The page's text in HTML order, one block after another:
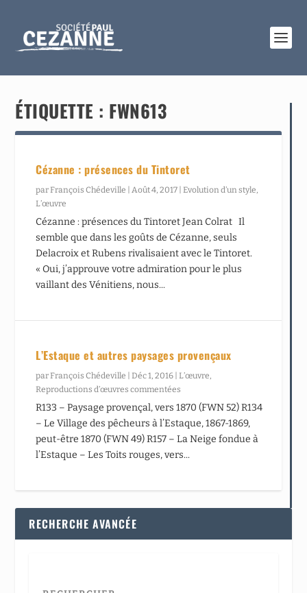
ÉTIQUETTE : FWN613
Cézanne : présences du Tintoret
parFrançois Chédeville |Août 4, 2017 |Evolution d’un style,
L’œuvre
Cézanne : présences du Tintoret Jean Colrat Il
semble que dans les goûts de Cézanne, seuls
Delacroix et Rubens rivalisaient avec le Tintoret.
« Oui, j’approuve votre admiration pour le plus
vaillant des Vénitiens, nous...
L’Estaque et autres paysages provençaux
parFrançois Chédeville |Déc 1, 2016 |L’œuvre,
Reproductions d’œuvres commentées
R133 – Paysage provençal, vers 1870 (FWN 52) R134
– Le Village des pêcheurs à l’Estaque, 1867-1869,
peut-être 1870 (FWN 49) R157 – La Neige fondue à
l’Estaque – Les Toits rouges, vers...
RECHERCHE AVANCÉE